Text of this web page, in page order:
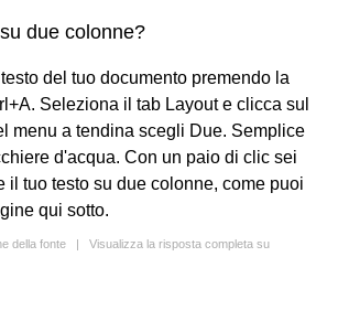
due colonne?
del tuo documento premendo la
Seleziona il tab Layout e clicca sul
menu a tendina scegli Due. Semplice
d'acqua. Con un paio di clic sei
il tuo testo su due colonne, come puoi
qui sotto.
della fonte | Visualizza la risposta completa su